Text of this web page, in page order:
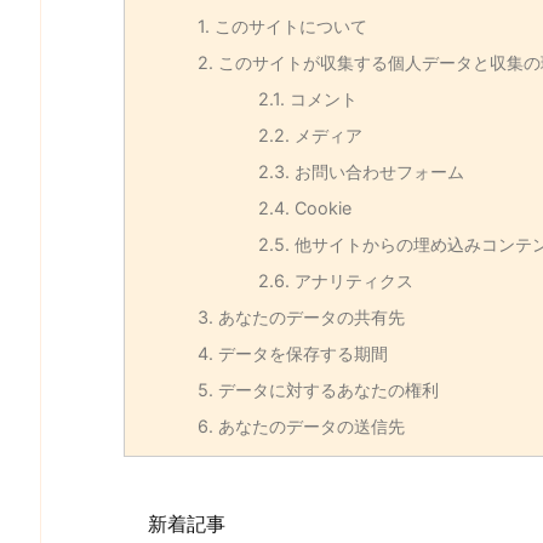
1. このサイトについて
2. このサイトが収集する個人データと収集
2.1. コメント
2.2. メディア
2.3. お問い合わせフォーム
2.4. Cookie
2.5. 他サイトからの埋め込みコンテ
2.6. アナリティクス
3. あなたのデータの共有先
4. データを保存する期間
5. データに対するあなたの権利
6. あなたのデータの送信先
新着記事